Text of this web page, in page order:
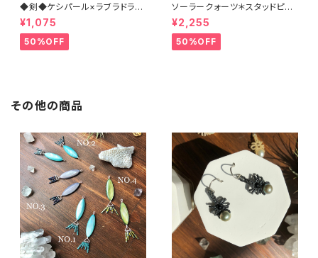
◆剣◆ケシパール×ラブラドライ
ト＊マクラメペンダント
¥1,075
50%OFF
ソーラークォーツ＊スタッドピア
ス（チタン）
¥2,255
50%OFF
その他の商品